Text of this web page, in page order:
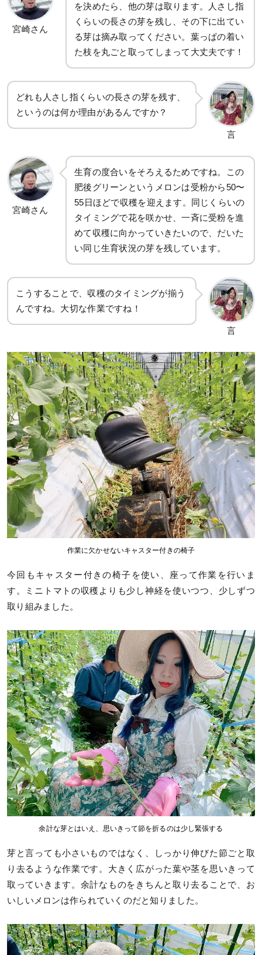
宮崎さん
を決めたら、他の芽は取ります。人さし指
くらいの長さの芽を残し、その下に出てい
る芽は摘み取ってください。葉っぱの着い
た枝を丸ごと取ってしまって大丈夫です！
どれも人さし指くらいの長さの芽を残す、
というのは何か理由があるんですか？
言
宮崎さん
生育の度合いをそろえるためですね。この
肥後グリーンというメロンは受粉から50〜
55日ほどで収穫を迎えます。同じくらいの
タイミングで花を咲かせ、一斉に受粉を進
めて収穫に向かっていきたいので、だいた
い同じ生育状況の芽を残しています。
こうすることで、収穫のタイミングが揃う
んですね。大切な作業ですね！
言
作業に欠かせないキャスター付きの椅子
今回もキャスター付きの椅子を使い、座って作業を行いま
す。ミニトマトの収穫よりも少し神経を使いつつ、少しずつ
取り組みました。
余計な芽とはいえ、思いきって節を折るのは少し緊張する
芽と言っても小さいものではなく、しっかり伸びた節ごと取
り去るような作業です。大きく広がった葉や茎を思いきって
取っていきます。余計なものをきちんと取り去ることで、お
いしいメロンは作られていくのだと知りました。